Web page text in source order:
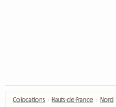
Colocations › Hauts-de-France › Nord